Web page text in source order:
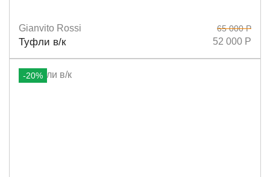
Размеры 39,5
Gianvito Rossi
Туфли в/к
65 000 Р
52 000 Р
-20%